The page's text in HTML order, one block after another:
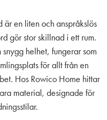
är en liten och anspråkslös
gör stor skillnad i ett rum.
helhet, fungerar som
för allt från en
Hos Rowico Home hittar
material, designade för